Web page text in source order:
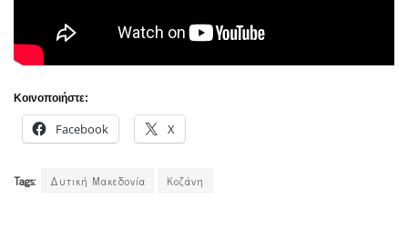
Κοινοποιήστε:
Facebook X
Tags: Δυτική Μακεδονία Κοζάνη